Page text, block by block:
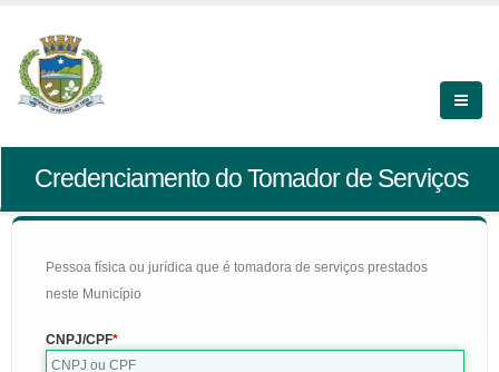
Credenciamento do Tomador de Serviços
Pessoa física ou jurídica que é tomadora de serviços prestados
neste Município
CNPJ/CPF